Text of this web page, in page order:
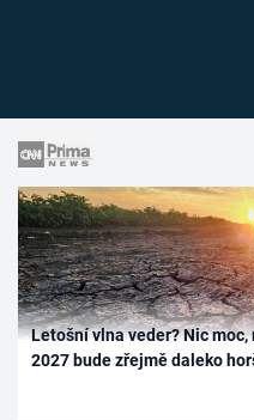
Letošní vlna veder? Nic
2027 bude zřejmě daleko